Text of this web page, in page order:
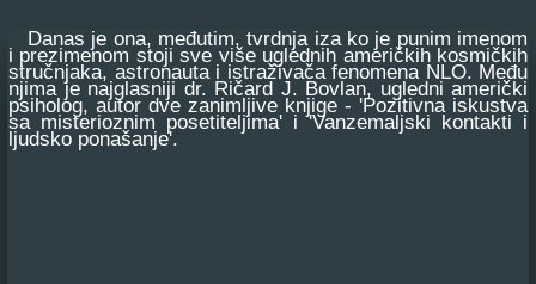
Danas je ona, međutim, tvrdnja iza ko je punim imenom
i prezimenom stoji sve više uglednih američkih kosmičkih
stručnjaka, astronauta i istraživača fenomena NLO. Među
njima je najglasniji dr. Ričard J. Bovlan, ugledni američki
psiholog, autor dve zanimljive knjige - 'Pozitivna iskustva
sa misterioznim posetiteljima' i 'Vanzemaljski kontakti i
ljudsko ponašanje'.